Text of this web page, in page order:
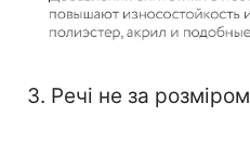
3. Речі не за розміром